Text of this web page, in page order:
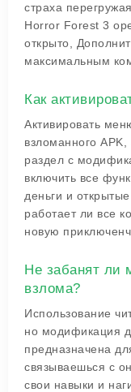
страха
Horror Forest 3
открыто,
максимальным
Как
Активировать
взломанного
раздел с
включить все
деньги и
работает ли все
новую
Не забанят ли
взлома?
Использование
но модификация
предназначена
связываешься с
свои навыки и